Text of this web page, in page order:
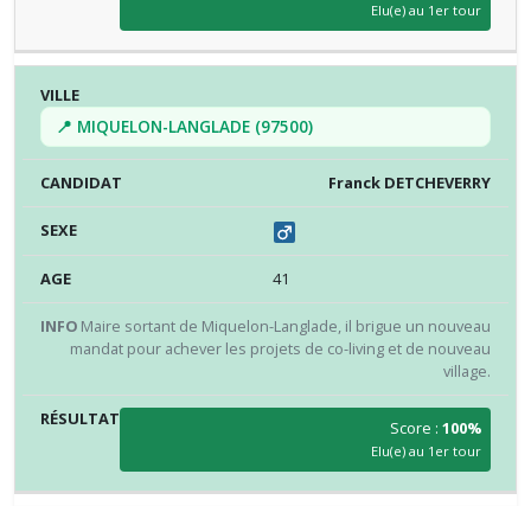
Elu(e) au 1er tour
📍 MIQUELON-LANGLADE (97500)
Franck DETCHEVERRY
41
Maire sortant de Miquelon-Langlade, il brigue un nouveau
mandat pour achever les projets de co-living et de nouveau
village.
Score :100%
Elu(e) au 1er tour